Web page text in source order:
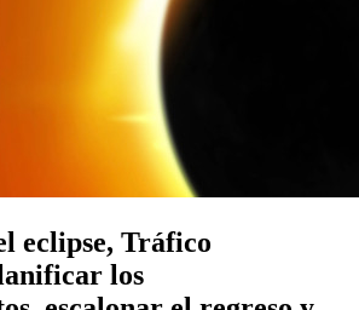
eclipse, Tráfico
los